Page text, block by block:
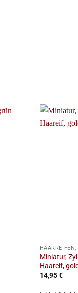
Miniatur,
Haareif, gold
14,95€